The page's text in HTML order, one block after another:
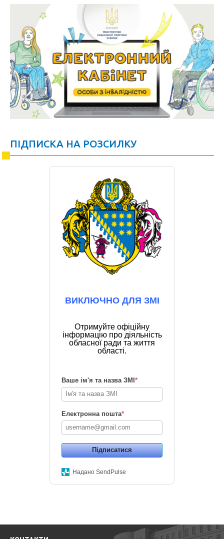
ПІДПИСКА НА РОЗСИЛКУ
ВИКЛЮЧНО ДЛЯ ЗМІ
Отримуйте офіційну
інформацію про діяльність
обласної ради та життя
області.
Ваше ім'я та назва ЗМІ*
Електронна пошта*
Підписатися
Надано SendPulse